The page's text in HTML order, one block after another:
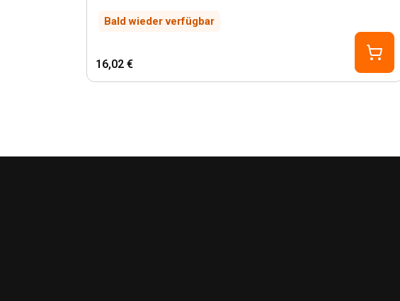
Bald wieder verfügbar
16,02 €